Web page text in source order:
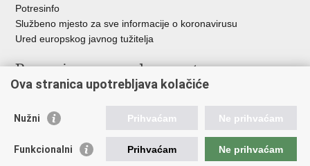
Potresinfo
Službeno mjesto za sve informacije o koronavirusu
Ured europskog javnog tužitelja
Poveznice pravosudnog sustava
Državno odvjetništvo
Ured za suzbijanje korupcije i organiziranog kriminaliteta
Državno sudbeno vijeće
Državnoodvjetničko vijeće
Ova stranica upotrebljava kolačiće
Nužni Prihvaćam Ne prihvaćam
Funkcionalni Prihvaćam Ne prihvaćam